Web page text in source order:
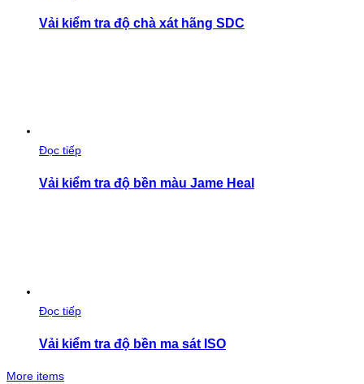
Vải kiểm tra độ chà xát hãng SDC
Đọc tiếp
Vải kiểm tra độ bền màu Jame Heal
Đọc tiếp
Vải kiểm tra độ bền ma sát ISO
More items